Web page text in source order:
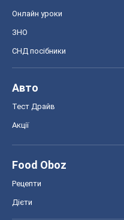
Онлайн уроки
ЗНО
СНД посібники
Авто
Тест Драйв
Акції
Food Oboz
Рецепти
Дієти